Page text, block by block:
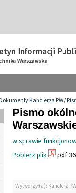
Dokumenty Kanclerza PW/
Pismo
w sprawie
Pobierz plik
pdf
Wytworzył(a): Kanclerz PW